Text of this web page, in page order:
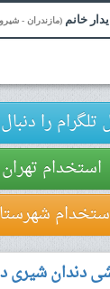
خانم (مازندران -
تلگرام را
استخدام تهران
شیری در